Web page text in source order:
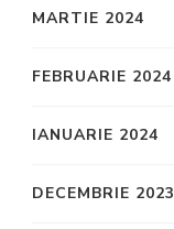
MARTIE 2024
FEBRUARIE 2024
IANUARIE 2024
DECEMBRIE 2023